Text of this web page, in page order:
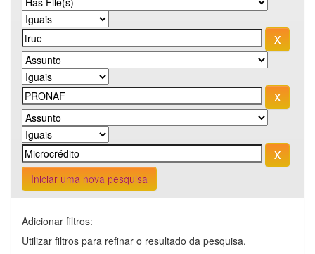
Iniciar uma nova pesquisa
Adicionar filtros:
Utilizar filtros para refinar o resultado da pesquisa.